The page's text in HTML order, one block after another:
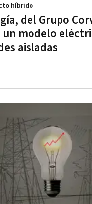
del Grupo
modelo
aisladas
híbrido